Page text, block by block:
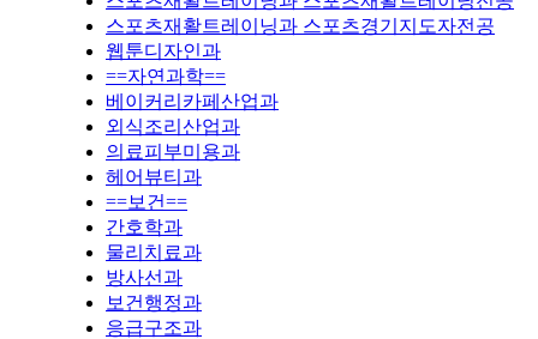
스포츠재활트레이닝과 스포츠경기지도자전공
웹툰디자인과
==자연과학==
베이커리카페산업과
외식조리산업과
의료피부미용과
헤어뷰티과
==보건==
간호학과
물리치료과
방사선과
보건행정과
응급구조과